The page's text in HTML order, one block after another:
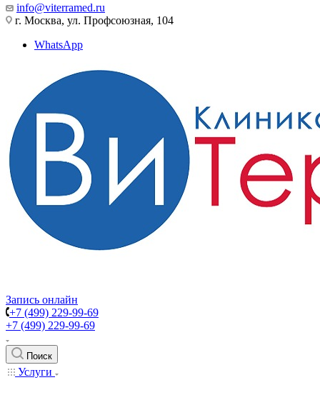
info@viterramed.ru
г. Москва, ул. Профсоюзная, 104
WhatsApp
Запись онлайн
+7 (499) 229-99-69
+7 (499) 229-99-69
Поиск
Услуги